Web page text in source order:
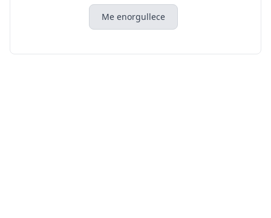
Me enorgullece